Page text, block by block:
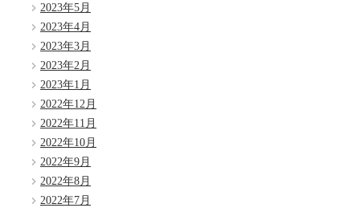
2023年5月
2023年4月
2023年3月
2023年2月
2023年1月
2022年12月
2022年11月
2022年10月
2022年9月
2022年8月
2022年7月